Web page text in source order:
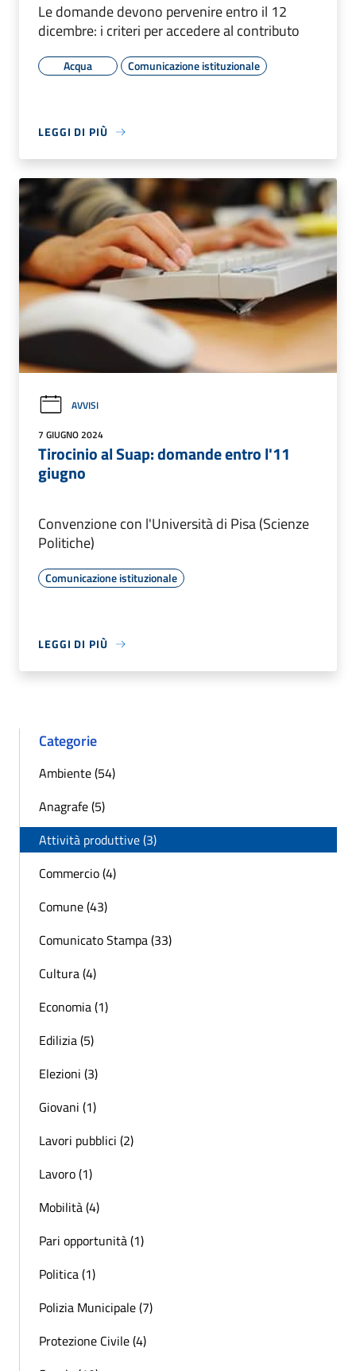
Le domande devono pervenire entro il 12
dicembre: i criteri per accedere al contributo
Acqua Comunicazione istituzionale
LEGGI DI PIÙ
AVVISI
7 GIUGNO 2024
Tirocinio al Suap: domande entro l'11
giugno
Convenzione con l'Università di Pisa (Scienze
Politiche)
Comunicazione istituzionale
LEGGI DI PIÙ
Categorie
Ambiente (54)
Anagrafe (5)
Attività produttive (3)
Commercio (4)
Comune (43)
Comunicato Stampa (33)
Cultura (4)
Economia (1)
Edilizia (5)
Elezioni (3)
Giovani (1)
Lavori pubblici (2)
Lavoro (1)
Mobilità (4)
Pari opportunità (1)
Politica (1)
Polizia Municipale (7)
Protezione Civile (4)